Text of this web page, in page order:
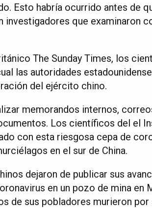
Esto habría ocurrido antes de
investigadores que examinaron
The Sunday Times, los
las autoridades
del ejército chino.
memorandos internos,
Los científicos del el
con esta riesgosa cepa de
en el sur de China.
dejaron de publicar sus
en un pozo de mina en
de sus pobladores murieron